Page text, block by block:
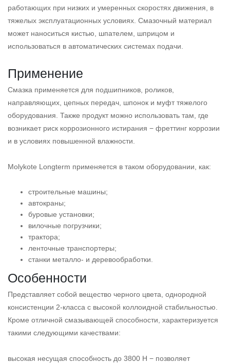
работающих при низких и умеренных скоростях движения, в
тяжелых эксплуатационных условиях. Смазочный материал
может наноситься кистью, шпателем, шприцом и
использоваться в автоматических системах подачи.
Применение
Смазка применяется для подшипников, роликов,
направляющих, цепных передач, шпонок и муфт тяжелого
оборудования. Также продукт можно использовать там, где
возникает риск коррозионного истирания − фреттинг коррозии
и в условиях повышенной влажности.
Molykote Longterm применяется в таком оборудовании, как:
строительные машины;
автокраны;
буровые установки;
вилочные погрузчики;
трактора;
ленточные транспортеры;
станки металло- и деревообработки.
Особенности
Представляет собой вещество черного цвета, однородной
консистенции 2-класса с высокой коллоидной стабильностью.
Кроме отличной смазывающей способности, характеризуется
такими следующими качествами:
высокая несущая способность до 3800 Н − позволяет